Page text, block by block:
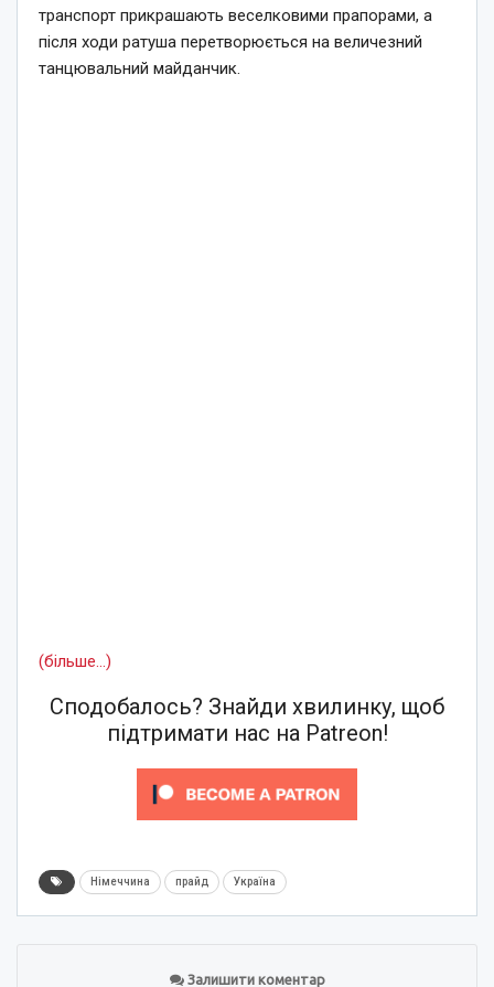
транспорт прикрашають веселковими прапорами, а
після ходи ратуша перетворюється на величезний
танцювальний майданчик.
(більше…)
Сподобалось? Знайди хвилинку, щоб
підтримати нас на Patreon!
Німеччина прайд Україна
Залишити коментар